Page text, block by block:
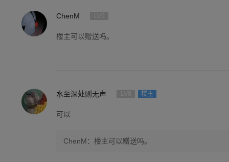
ChenM
楼主可以赠送吗。
水至深处则无声 楼主
可以
ChenM：楼主可以赠送吗。